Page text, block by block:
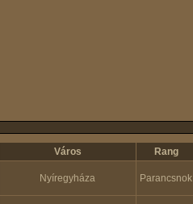
Város Rang
Nyíregyháza Parancsnok